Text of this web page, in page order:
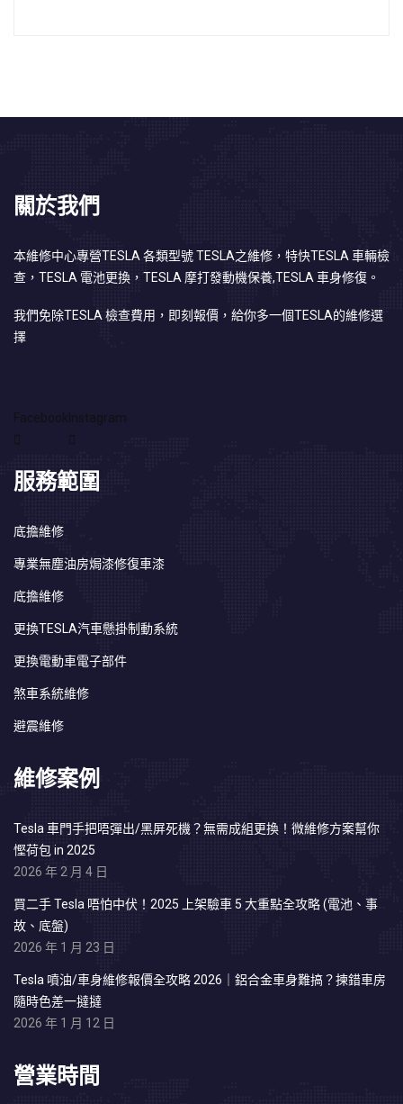
關於我們
本維修中心專營TESLA 各類型號 TESLA之維修，特快TESLA 車輛檢
查，TESLA 電池更換，TESLA 摩打發動機保養,TESLA 車身修復。
我們免除TESLA 檢查費用，即刻報價，給你多一個TESLA的維修選
擇
Facebook Instagram
服務範圍
底擔維修
專業無塵油房焗漆修復車漆
底擔維修
更換TESLA汽車懸掛制動系統
更換電動車電子部件
煞車系統維修
避震維修
維修案例
Tesla 車門手把唔彈出/黑屏死機？無需成組更換！微維修方案幫你
慳荷包 in 2025
2026 年 2 月 4 日
買二手 Tesla 唔怕中伏！2025 上架驗車 5 大重點全攻略 (電池、事
故、底盤)
2026 年 1 月 23 日
Tesla 噴油/車身維修報價全攻略 2026｜鋁合金車身難搞？揀錯車房
隨時色差一撻撻
2026 年 1 月 12 日
營業時間